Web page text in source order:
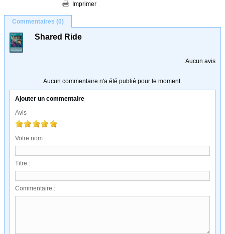
Imprimer
Commentaires (0)
Shared Ride
Aucun avis
Aucun commentaire n'a été publié pour le moment.
Ajouter un commentaire
Avis
Votre nom :
Titre :
Commentaire :